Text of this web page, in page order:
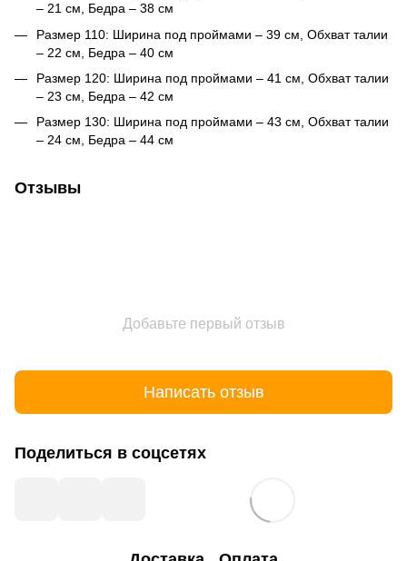
– 21 см, Бедра – 38 см
Размер 110: Ширина под проймами – 39 см, Обхват талии
– 22 см, Бедра – 40 см
Размер 120: Ширина под проймами – 41 см, Обхват талии
– 23 см, Бедра – 42 см
Размер 130: Ширина под проймами – 43 см, Обхват талии
– 24 см, Бедра – 44 см
Отзывы
Добавьте первый отзыв
Написать отзыв
Поделиться в соцсетях